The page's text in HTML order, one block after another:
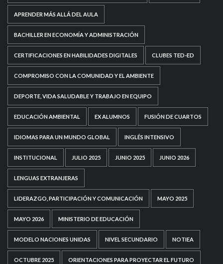
APRENDER MÁS ALLÁ DEL AULA
BACHILLER EN ECONOMÍA Y ADMINISTRACIÓN
CERTIFICACIONES EN HABILIDADES DIGITALES CLUBES TED-ED
COMPROMISO CON LA COMUNIDAD Y EL AMBIENTE
DEPORTE, VIDA SALUDABLE Y TRABAJO EN EQUIPO
EDUCACIÓN AMBIENTAL EX ALUMNOS FUSIÓN DE CUARTOS
IDIOMAS PARA UN MUNDO GLOBAL INGLÉS INTENSIVO
INSTITUCIONAL JULIO 2025 JUNIO 2025 JUNIO 2026
LENGUAS EXTRANJERAS
LIDERAZGO, PARTICIPACIÓN Y COMUNICACIÓN MAYO 2025
MAYO 2026 MINISTERIO DE EDUCACIÓN
MODELO NACIONES UNIDAS NIVEL SECUNDARIO NOTIEA
OCTUBRE 2025 ORIENTACIONES PARA PROYECTAR EL FUTURO